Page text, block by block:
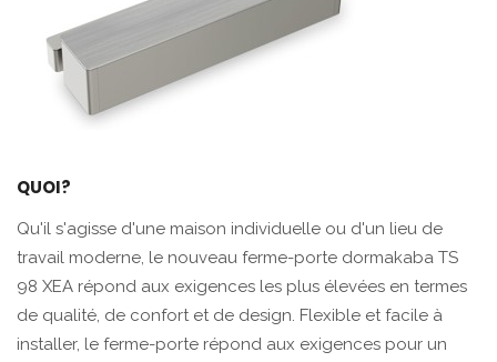
QUOI?
Qu'il s'agisse d'une maison individuelle ou d'un lieu de
travail moderne, le nouveau ferme-porte dormakaba TS
98 XEA répond aux exigences les plus élevées en termes
de qualité, de confort et de design. Flexible et facile à
installer, le ferme-porte répond aux exigences pour un